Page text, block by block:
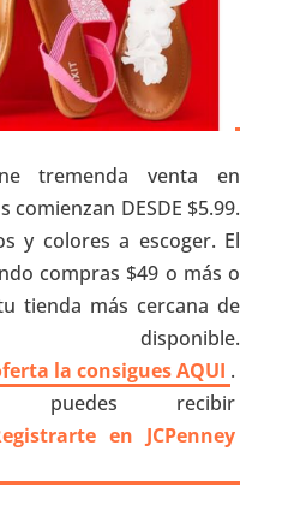
tremenda venta en
comienzan DESDE $5.99.
y colores a escoger. El
compras $49 o más o
tienda más cercana de
la consigues AQUI .
puedes recibir
en JCPenney